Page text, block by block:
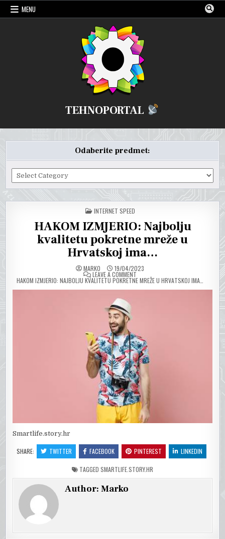
Skip
MENU
TEHNOPORTAL
Odaberite predmet:
Odaberite
predmet:
POSTED
IN
INTERNET SPEED
HAKOM IZMJERIO: Najbolju
kvalitetu pokretne mreže u
Hrvatskoj ima…
MARKO 19/04/2023
LEAVE A COMMENTON
HAKOM IZMJERIO: NAJBOLJU KVALITETU POKRETNE MREŽE U HRVATSKOJ IMA…
Smartlife.story.hr
SHARE: TWITTER FACEBOOK PINTEREST LINKEDIN
TAGGED SMARTLIFE.STORY.HR
Author:Marko